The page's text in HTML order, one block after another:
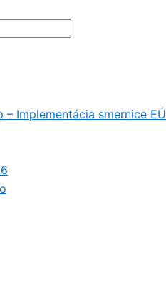
– Implementácia smernice